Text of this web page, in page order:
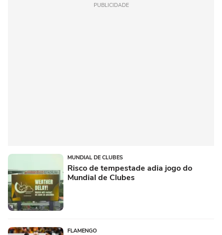
PUBLICIDADE
MUNDIAL DE CLUBES
Risco de tempestade adia jogo do
Mundial de Clubes
FLAMENGO